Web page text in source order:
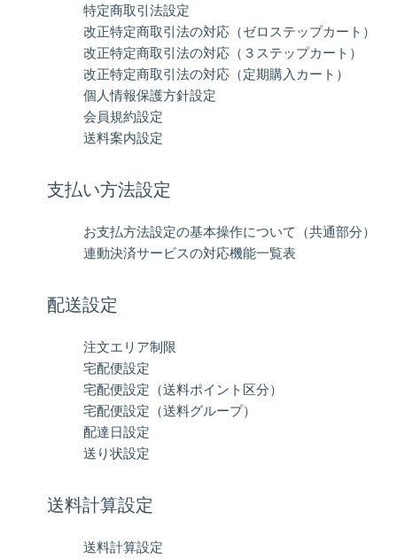
特定商取引法設定
改正特定商取引法の対応（ゼロステップカート）
改正特定商取引法の対応（３ステップカート）
改正特定商取引法の対応（定期購入カート）
個人情報保護方針設定
会員規約設定
送料案内設定
支払い方法設定
お支払方法設定の基本操作について（共通部分）
連動決済サービスの対応機能一覧表
配送設定
注文エリア制限
宅配便設定
宅配便設定（送料ポイント区分）
宅配便設定（送料グループ）
配達日設定
送り状設定
送料計算設定
送料計算設定